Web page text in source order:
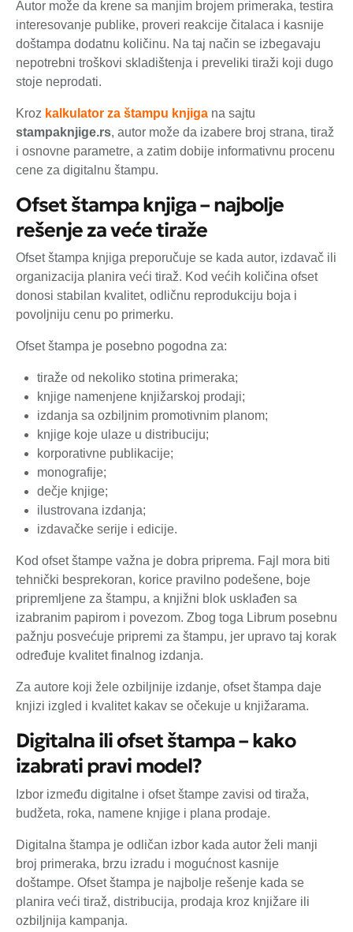
Autor može da krene sa manjim brojem primeraka, testira
interesovanje publike, proveri reakcije čitalaca i kasnije
doštampa dodatnu količinu. Na taj način se izbegavaju
nepotrebni troškovi skladištenja i preveliki tiraži koji dugo
stoje neprodati.
Kroz kalkulator za štampu knjiga na sajtu
stampaknjige.rs, autor može da izabere broj strana, tiraž
i osnovne parametre, a zatim dobije informativnu procenu
cene za digitalnu štampu.
Ofset štampa knjiga – najbolje
rešenje za veće tiraže
Ofset štampa knjiga preporučuje se kada autor, izdavač ili
organizacija planira veći tiraž. Kod većih količina ofset
donosi stabilan kvalitet, odličnu reprodukciju boja i
povoljniju cenu po primerku.
Ofset štampa je posebno pogodna za:
tiraže od nekoliko stotina primeraka;
knjige namenjene knjižarskoj prodaji;
izdanja sa ozbiljnim promotivnim planom;
knjige koje ulaze u distribuciju;
korporativne publikacije;
monografije;
dečje knjige;
ilustrovana izdanja;
izdavačke serije i edicije.
Kod ofset štampe važna je dobra priprema. Fajl mora biti
tehnički besprekoran, korice pravilno podešene, boje
pripremljene za štampu, a knjižni blok usklađen sa
izabranim papirom i povezom. Zbog toga Librum posebnu
pažnju posvećuje pripremi za štampu, jer upravo taj korak
određuje kvalitet finalnog izdanja.
Za autore koji žele ozbiljnije izdanje, ofset štampa daje
knjizi izgled i kvalitet kakav se očekuje u knjižarama.
Digitalna ili ofset štampa – kako
izabrati pravi model?
Izbor između digitalne i ofset štampe zavisi od tiraža,
budžeta, roka, namene knjige i plana prodaje.
Digitalna štampa je odličan izbor kada autor želi manji
broj primeraka, brzu izradu i mogućnost kasnije
doštampe. Ofset štampa je najbolje rešenje kada se
planira veći tiraž, distribucija, prodaja kroz knjižare ili
ozbiljnija kampanja.